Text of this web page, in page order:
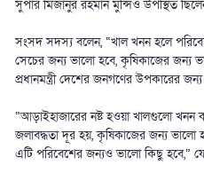
সুপার মিজানুর রহমান মুন্সিও উপস্থিত
সংসদ সদস্য বলেন, “খাল খনন হলে
সেচের জন্য ভালো হবে, কৃষিকাজের জন্য
প্রধানমন্ত্রী দেশের জনগণের উপকারের
“আড়াইহাজারের নষ্ট হওয়া খালগুলো খনন
জলাবদ্ধতা দূর হয়, কৃষিকাজের জন্য ভালো
এটি পরিবেশের জন্যও ভালো কিছু